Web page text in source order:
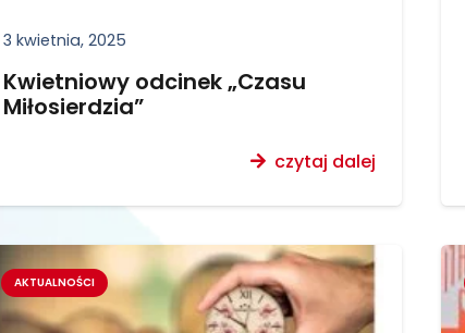
3 kwietnia, 2025
Kwietniowy odcinek „Czasu
Miłosierdzia”
czytaj dalej
AKTUALNOŚCI